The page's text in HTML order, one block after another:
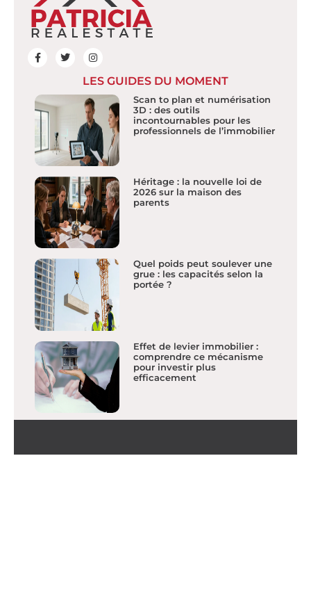
LES GUIDES DU MOMENT
Scan to plan et numérisation
3D : des outils
incontournables pour les
professionnels de l’immobilier
Héritage : la nouvelle loi de
2026 sur la maison des
parents
Quel poids peut soulever une
grue : les capacités selon la
portée ?
Effet de levier immobilier :
comprendre ce mécanisme
pour investir plus
efficacement